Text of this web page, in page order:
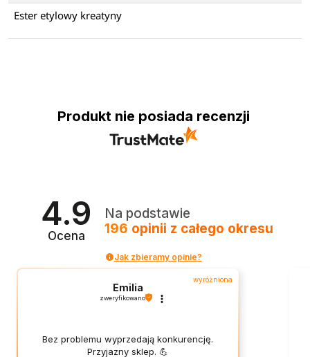
Ester etylowy kreatyny
Produkt nie posiada recenzji
4.9
Ocena
Na podstawie
196 opinii z całego okresu
Jak zbieramy opinie?
wyróżniona
Emilia
zweryfikowano
Bez problemu wyprzedają konkurencję.
Przyjazny sklep. 💪